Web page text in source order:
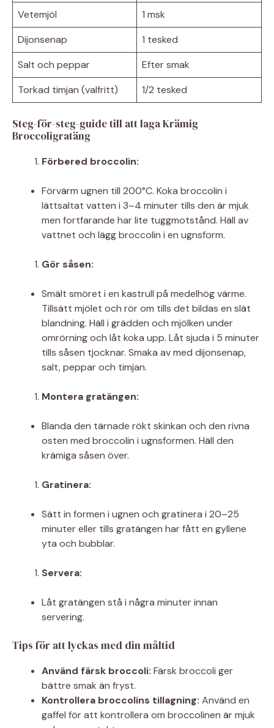
Vetemjöl
1 msk
Dijonsenap
1 tesked
Salt och peppar
Efter smak
Torkad timjan (valfritt)
1/2 tesked
Steg-för-steg-guide till att laga Krämig
Broccoligratäng
Förbered broccolin:
Förvärm ugnen till 200°C. Koka broccolin i
lättsaltat vatten i 3–4 minuter tills den är mjuk
men fortfarande har lite tuggmotstånd. Häll av
vattnet och lägg broccolin i en ugnsform.
Gör såsen:
Smält smöret i en kastrull på medelhög värme.
Tillsätt mjölet och rör om tills det bildas en slät
blandning. Häll i grädden och mjölken under
omrörning och låt koka upp. Låt sjuda i 5 minuter
tills såsen tjocknar. Smaka av med dijonsenap,
salt, peppar och timjan.
Montera gratängen:
Blanda den tärnade rökt skinkan och den rivna
osten med broccolin i ugnsformen. Häll den
krämiga såsen över.
Gratinera:
Sätt in formen i ugnen och gratinera i 20–25
minuter eller tills gratängen har fått en gyllene
yta och bubblar.
Servera:
Låt gratängen stå i några minuter innan
servering.
Tips för att lyckas med din måltid
Använd färsk broccoli: Färsk broccoli ger
bättre smak än fryst.
Kontrollera broccolins tillagning: Använd en
gaffel för att kontrollera om broccolinen är mjuk